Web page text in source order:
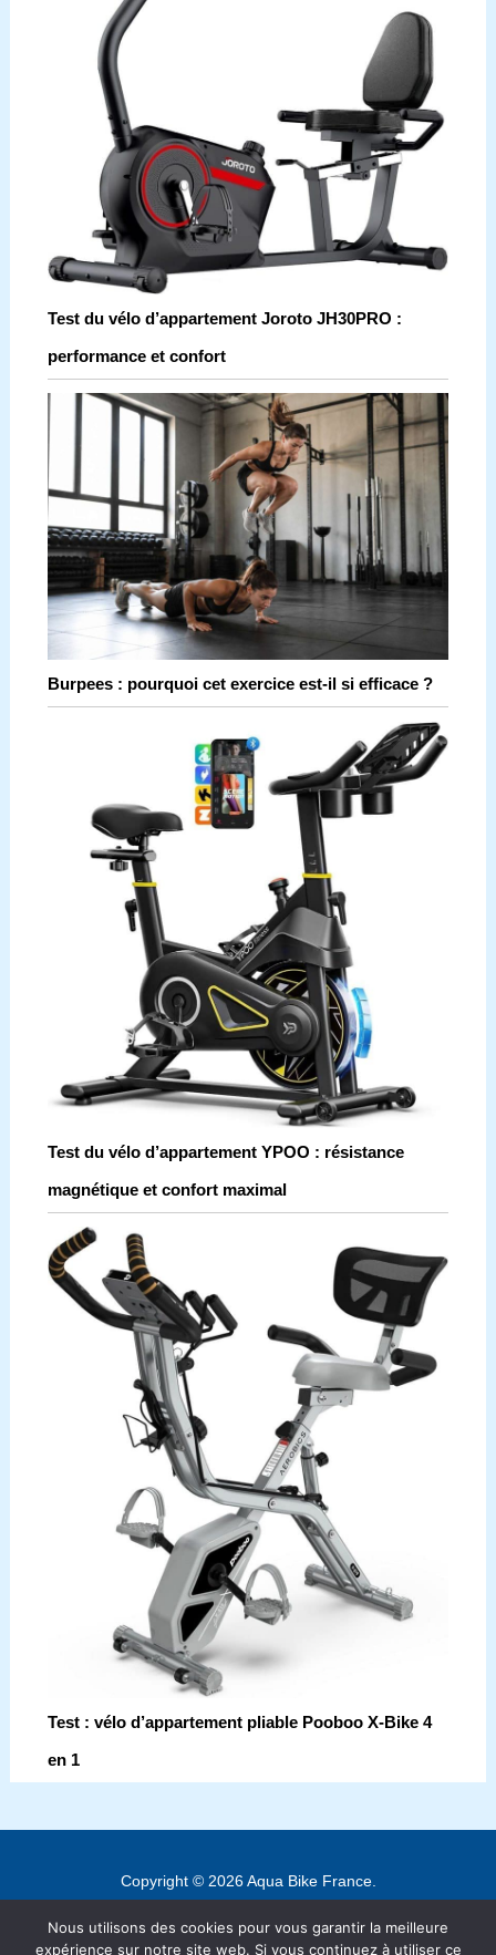
Test du vélo d’appartement Joroto JH30PRO :
performance et confort
Burpees : pourquoi cet exercice est-il si efficace ?
Test du vélo d’appartement YPOO : résistance
magnétique et confort maximal
Test : vélo d’appartement pliable Pooboo X-Bike 4
en 1
Copyright © 2026 Aqua Bike France.
Contact
Mentions légales
Nous utilisons des cookies pour vous garantir la meilleure
expérience sur notre site web. Si vous continuez à utiliser ce